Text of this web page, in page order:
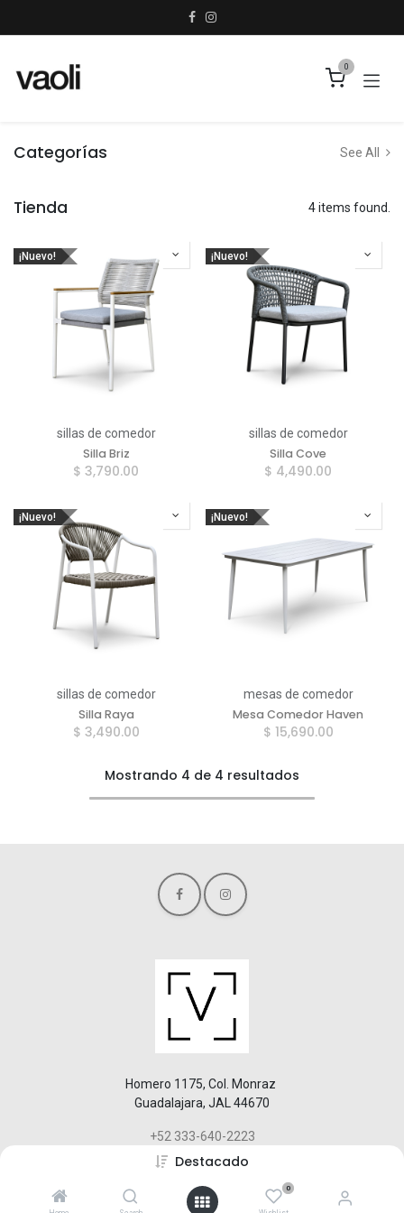
Destacado
0
0
Categorías See All
Tienda 4 items found.
¡Nuevo!
sillas de comedor
Silla Briz
$ 3,790.00
¡Nuevo!
sillas de comedor
Silla Cove
$ 4,490.00
¡Nuevo!
sillas de comedor
Silla Raya
$ 3,490.00
¡Nuevo!
mesas de comedor
Mesa Comedor Haven
$ 15,690.00
Mostrando 4 de 4 resultados
Homero 1175, Col. Monraz
Guadalajara, JAL 44670
+52 333-640-2223
hola@vaoli.com
Derechos reservados © Nombre de la empresa